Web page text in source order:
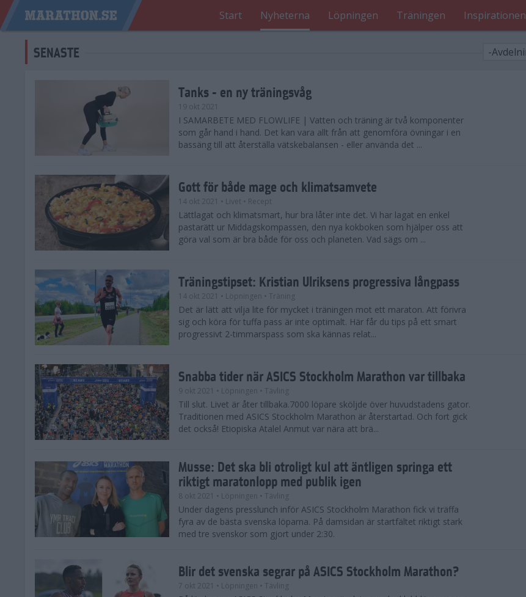
Start Nyheterna Löpningen Träningen Inspirationen
SENASTE
Tanks - en ny träningsvåg
19 okt 2021
I SAMARBETE MED FLOWLIFE | Vatten och träning är två komponenter
som går hand i hand. Det kan vara allt från att genomföra övningar i en
bassäng till att återställa vätskebalansen - eller använda det ...
Gott för både mage och klimatsamvete
14 okt 2021 • Livet • Recept
Lättlagat och klimatsmart, hur bra låter inte det. Vi har lagat en enkel
pastarätt ur Middagskompassen, den nya kokboken som hjälper oss att
göra val som är bra både för oss och planeten. Vad sägs om ...
Träningstipset: Kristian Ulriksens progressiva långpass
14 okt 2021 • Löpningen • Träning
Det är lätt att vilja lite för mycket i träningen mot ett maraton. Att förivra
sig och köra för tuffa pass är inte optimalt. Här får du tips på ett smart
progressivt 2-timmarspass som ska kännas relat...
Snabba tider när ASICS Stockholm Marathon var tillbaka
9 okt 2021 • Löpningen • Tävling
Till slut. Livet är åter tillbaka.7000 löpare sköljde över huvudstadens gator.
Traditionen med ASICS Stockholm Marathon är återstartad. Och fort gick
det också! Etiopiska Atalel Anmut var nära att brä...
Musse: Det ska bli otroligt kul att äntligen springa ett
riktigt maratonlopp med publik igen
8 okt 2021 • Löpningen • Tävling
Under dagens presslunch inför ASICS Stockholm Marathon fick vi träffa
fyra av de bästa svenska löparna. På damsidan är startfältet riktigt stark
med tre svenskor som gjort under 2:30.
Blir det svenska segrar på ASICS Stockholm Marathon?
7 okt 2021 • Löpningen • Tävling